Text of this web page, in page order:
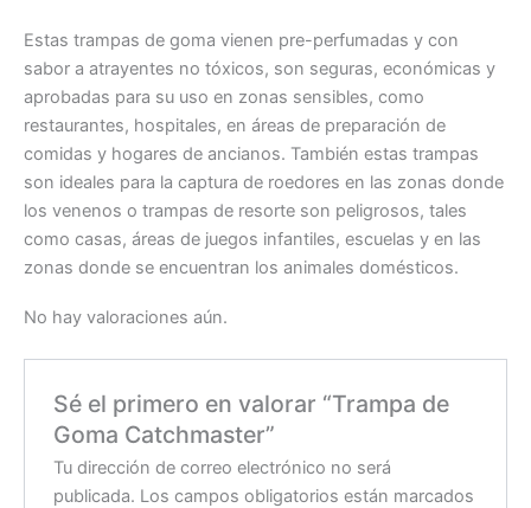
Estas trampas de goma vienen pre-perfumadas y con
sabor a atrayentes no tóxicos, son seguras, económicas y
aprobadas para su uso en zonas sensibles, como
restaurantes, hospitales, en áreas de preparación de
comidas y hogares de ancianos. También estas trampas
son ideales para la captura de roedores en las zonas donde
los venenos o trampas de resorte son peligrosos, tales
como casas, áreas de juegos infantiles, escuelas y en las
zonas donde se encuentran los animales domésticos.
No hay valoraciones aún.
Sé el primero en valorar “Trampa de
Goma Catchmaster”
Tu dirección de correo electrónico no será
publicada. Los campos obligatorios están marcados